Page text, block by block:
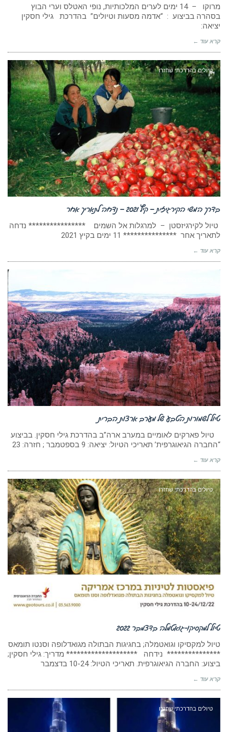
מרוקו – 14 ימים לערים המלכותיות, נופי האטלס וערי הבוץ
בסהרה בביצוע : “אדמה מסעות וטיולים” בהדרכת גילי חסקין
יציאה:
קרא עוד ←
טיולים בהדרכתי שחזרו
בדרך המשי הקירגיזית – קיץ 2021 – נדחה לתאריך אחר
טיול לקירגיזסטן – למרגלות אל השמים **************** נדחה
לתאריך אחר *************** 11 ימים בקיץ 2021
קרא עוד ←
טיול לשמורות הטבע של מערב ארצות הברית
טיול פארקים לאומיים במערב ארה”ב בהדרכת גילי חסקין. בביצוע
“החברה הגיאוגרפית’ תאריכי הטיול: יציאה: 9 בספטמבר ; חזרה: 23
קרא עוד ←
טיולים בהדרכתי שחזרו
טיול למקסיקו-גואטמלה בדצמבר 2022
טיול למקסיקו וגואטמלה; בחגיגות הבתולה מגואדלופה וסנטו תומאס
*************** נידחה ******************** מדריך: גילי חסקין;
ביצוע: החברה הגיאוגרפית. תאריכי הטיול: 10-24 בדצמבר
קרא עוד ←
טיולים בהדרכתי שחזרו